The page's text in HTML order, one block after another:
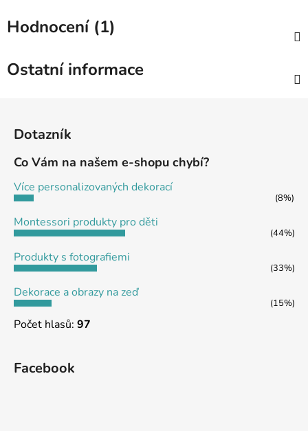
Hodnocení (1)
Ostatní informace
Dotazník
Co Vám na našem e-shopu chybí?
Více personalizovaných dekorací
(8%)
Montessori produkty pro děti
(44%)
Produkty s fotografiemi
(33%)
Dekorace a obrazy na zeď
(15%)
Počet hlasů: 97
Facebook